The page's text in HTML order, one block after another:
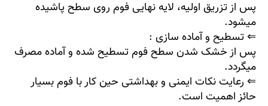
پس از تزریق اولیه، لایه نهایی فوم روی سطح پاشیده
میشود.
⇐ تسطیح و آماده سازی :
پس از خشک شدن سطح فوم تسطیح شده و آماده مصرف
میگردد.
⇐ رعایت نکات ایمنی و بهداشتی حین کار با فوم بسیار
حائز اهمیت است.